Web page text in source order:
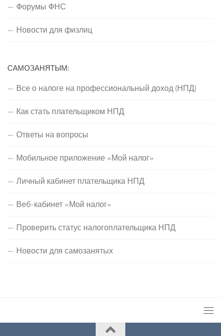
Форумы ФНС
Новости для физлиц
САМОЗАНЯТЫМ:
Все о налоге на профессиональный доход (НПД)
Как стать плательщиком НПД
Ответы на вопросы
Мобильное приложение «Мой налог»
Личный кабинет плательщика НПД
Веб-кабинет «Мой налог»
Проверить статус налогоплательщика НПД
Новости для самозанятых